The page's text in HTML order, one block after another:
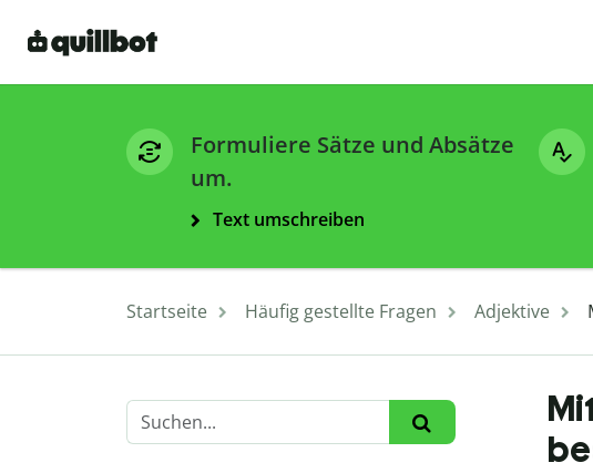
Formuliere Sätze und Absätze
um.
Text umschreiben
Startseite Häufig gestellte Fragen Adjektive